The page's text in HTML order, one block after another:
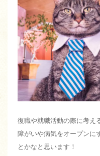
復職や就職活動の際に考え
障がいや病気をオープンに
とかなと思います！